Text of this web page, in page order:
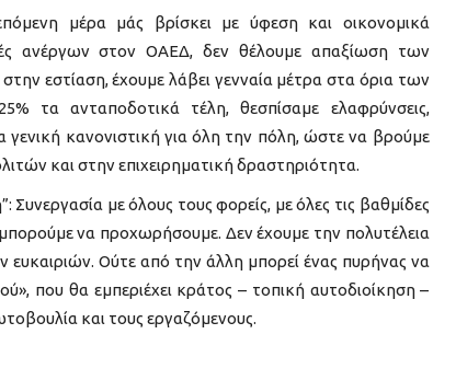
μέρα μάς βρίσκει με ύφεση και οικονομικά
ανέργων στον ΟΑΕΔ, δεν θέλουμε απαξίωση των
εστίαση, έχουμε λάβει γενναία μέτρα στα όρια των
τα ανταποδοτικά τέλη, θεσπίσαμε ελαφρύνσεις,
κανονιστική για όλη την πόλη, ώστε να βρούμε
και στην επιχειρηματική δραστηριότητα.
Συνεργασία με όλους τους φορείς, με όλες τις βαθμίδες
να προχωρήσουμε. Δεν έχουμε την πολυτέλεια
Ούτε από την άλλη μπορεί ένας πυρήνας να
που θα εμπεριέχει κράτος – τοπική αυτοδιοίκηση –
και τους εργαζόμενους.